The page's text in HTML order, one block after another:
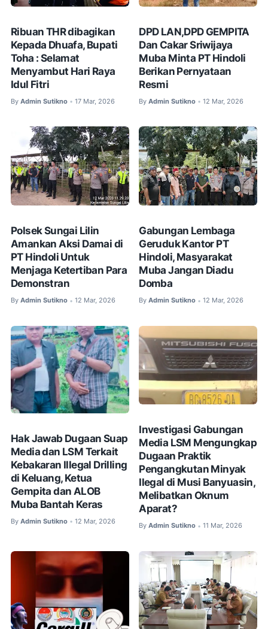
Ribuan THR dibagikan
Kepada Dhuafa, Bupati
Toha : Selamat
Menyambut Hari Raya
Idul Fitri
By Admin Sutikno • 17 Mar, 2026
DPD LAN,DPD GEMPITA
Dan Cakar Sriwijaya
Muba Minta PT Hindoli
Berikan Pernyataan
Resmi
By Admin Sutikno • 12 Mar, 2026
Polsek Sungai Lilin
Amankan Aksi Damai di
PT Hindoli Untuk
Menjaga Ketertiban Para
Demonstran
By Admin Sutikno • 12 Mar, 2026
Gabungan Lembaga
Geruduk Kantor PT
Hindoli, Masyarakat
Muba Jangan Diadu
Domba
By Admin Sutikno • 12 Mar, 2026
Hak Jawab Dugaan Suap
Media dan LSM Terkait
Kebakaran Illegal Drilling
di Keluang, Ketua
Gempita dan ALOB
Muba Bantah Keras
By Admin Sutikno • 12 Mar, 2026
Investigasi Gabungan
Media LSM Mengungkap
Dugaan Praktik
Pengangkutan Minyak
Ilegal di Musi Banyuasin,
Melibatkan Oknum
Aparat?
By Admin Sutikno • 11 Mar, 2026